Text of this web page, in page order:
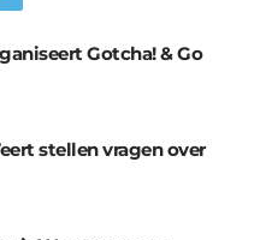
Gotcha! & Go
stellen vragen over